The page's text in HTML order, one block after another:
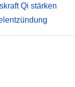
Qi stärken